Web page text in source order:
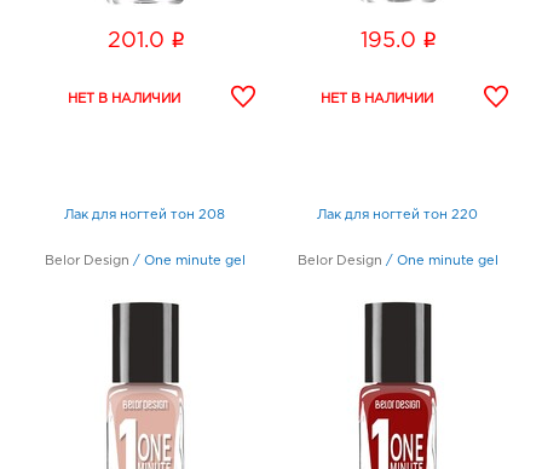
201.0 i 195.0 i
Лак для ногтей тон 208
Belor Design / One minute gel
Лак для ногтей тон 220
Belor Design / One minute gel